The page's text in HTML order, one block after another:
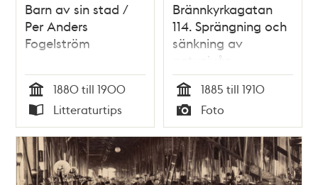
Barn av sin stad /
Per Anders
Fogelström
Tid
1880 till 1900
Typ
Litteraturtips
Brännkyrkagatan
114. Sprängning och
sänkning av
gatunivån.
Dåvarande kv.
Kaninen Mindre, nu
kv. Sparren
Tid
1885 till 1910
Typ
Foto